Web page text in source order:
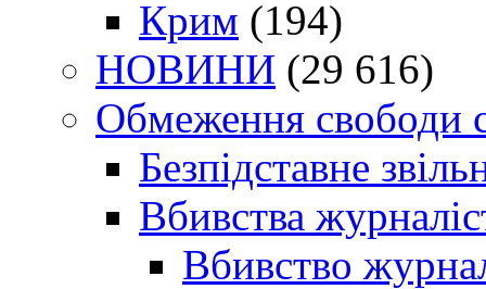
Крим (194)
НОВИНИ (29 616)
Обмеження свободи
Безпідставне
Вбивства
Вбивство